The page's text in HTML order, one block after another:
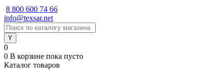
8 800 600 74 66
info@texsar.net
0
0 В корзине пока пусто
Каталог товаров